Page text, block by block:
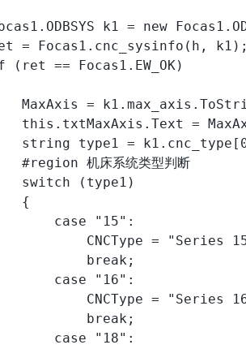
k1 = new
= Focas1.cnc_sysinfo(h,
(ret == Focas1.EW_OK)
MaxAxis =
this.txtMaxAxis.Text =
string type1 =
#region 机床系统类型判断
switch (type1)
{
case "15":
CNCType = "Series
break;
case "16":
CNCType = "Series
break;
case "18":